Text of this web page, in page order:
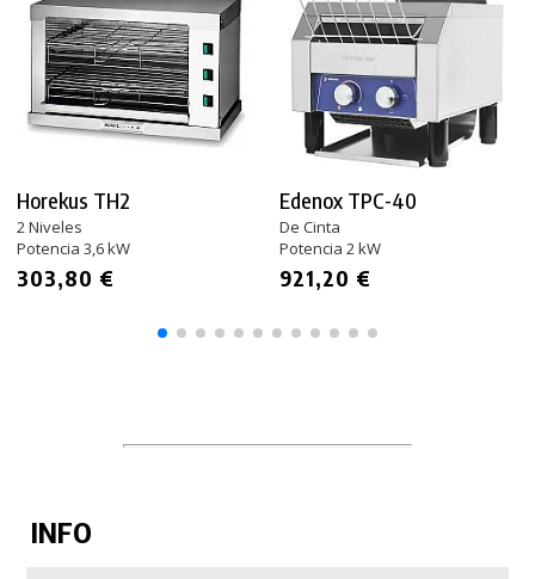
Horekus TH2
2 Niveles
Potencia 3,6 kW
303,80 €
Edenox TPC-40
De Cinta
Potencia 2 kW
921,20 €
INFO